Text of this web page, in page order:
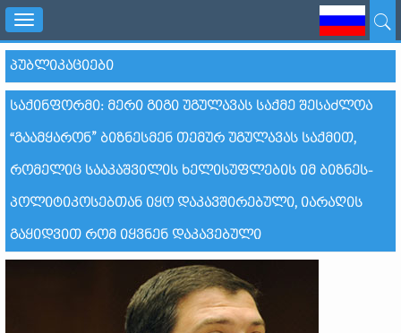
Toggle
navigation
ᲞᲣᲑᲚᲘᲙᲐᲪᲘᲔᲑᲘ
ᲡᲐᲥᲘᲜᲤᲝᲠᲛᲘ: ᲛᲔᲠᲘ ᲒᲘᲒᲘ ᲣᲒᲣᲚᲐᲕᲐᲡ ᲡᲐᲥᲛᲔ ᲨᲔᲡᲐᲫᲚᲝᲐ
“ᲒᲐᲐᲛᲧᲐᲠᲝᲜ” ᲑᲘᲖᲜᲔᲡᲛᲔᲜ ᲗᲔᲛᲣᲠ ᲣᲒᲣᲚᲐᲕᲐᲡ ᲡᲐᲥᲛᲘᲗ,
ᲠᲝᲛᲔᲚᲘᲪ ᲡᲐᲐᲙᲐᲨᲕᲘᲚᲘᲡ ᲮᲔᲚᲘᲡᲣᲤᲚᲔᲑᲘᲡ ᲘᲛ ᲑᲘᲖᲜᲔᲡ-
ᲞᲝᲚᲘᲢᲘᲙᲝᲡᲔᲑᲗᲐᲜ ᲘᲧᲝ ᲓᲐᲙᲐᲕᲨᲘᲠᲔᲑᲣᲚᲘ, ᲘᲐᲠᲐᲦᲘᲡ
ᲒᲐᲧᲘᲓᲕᲘᲗ ᲠᲝᲛ ᲘᲧᲕᲜᲔᲜ ᲓᲐᲙᲐᲕᲔᲑᲣᲚᲘ